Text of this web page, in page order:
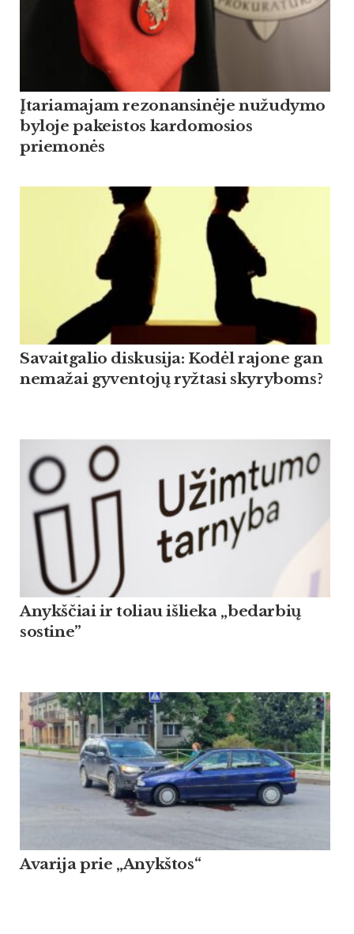
Įtariamajam rezonansinėje nužudymo
byloje pakeistos kardomosios
priemonės
Savaitgalio diskusija: Kodėl rajone gan
nemažai gyventojų ryžtasi skyryboms?
Anykščiai ir toliau išlieka „bedarbių
sostine”
Avarija prie „Anykštos“